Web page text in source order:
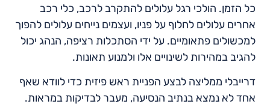
כל הזמן. הולכי רגל עלולים להתקרב לרכב, כלי רכב
אחרים עלולים לחלוף על פניו, ועצמים נייחים עלולים להפוך
למכשולים פתאומיים. על ידי הסתכלות רציפה, הנהג יכול
להגיב במהירות לשינויים אלו ולמנוע תאונות.
דרייבלי ממליצה לבצע הפניית ראש פיזית כדי לוודא שאף
אחד לא נמצא בנתיב הנסיעה, מעבר לבדיקות במראות.